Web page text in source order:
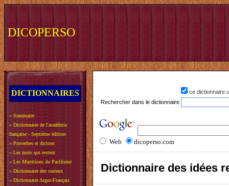
DICOPERSO
DICTIONNAIRES
» Sommaire
» Dictionnaire de l'académie
française - Septième édition
» Proverbes et dictons
» Les mots qui restent
» Les Munitions du Pacifisme
» Dictionnaire des curieux
» Dictionnaire Argot-Français
ce dictionnaire
Rechercher dans le dictionnaire
Web dicoperso.com
Dictionnaire des idées